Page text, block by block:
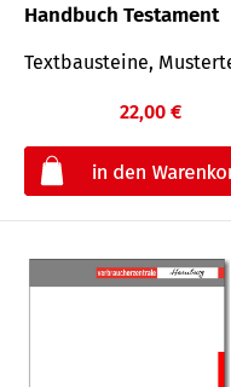
Handbuch Testament
Textbausteine,
22,00 €